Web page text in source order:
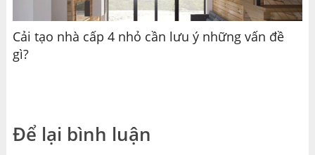
Cải tạo nhà cấp 4 nhỏ cần lưu ý những vấn đề
gì?
Để lại bình luận